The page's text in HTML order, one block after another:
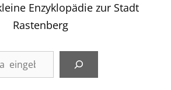
Enzyklopädie zur Stadt
Rastenberg